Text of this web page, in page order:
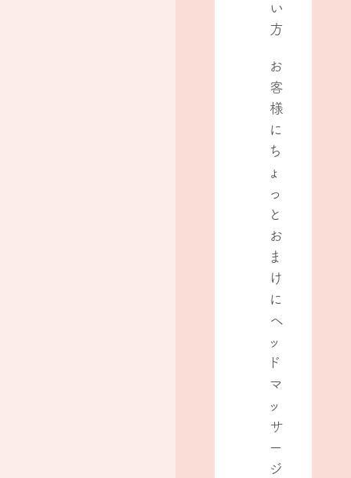
い
方
お
客
様
に
ち
ょ
っ
と
お
ま
け
に
ヘ
ッ
ド
マ
ッ
サ
ー
ジ